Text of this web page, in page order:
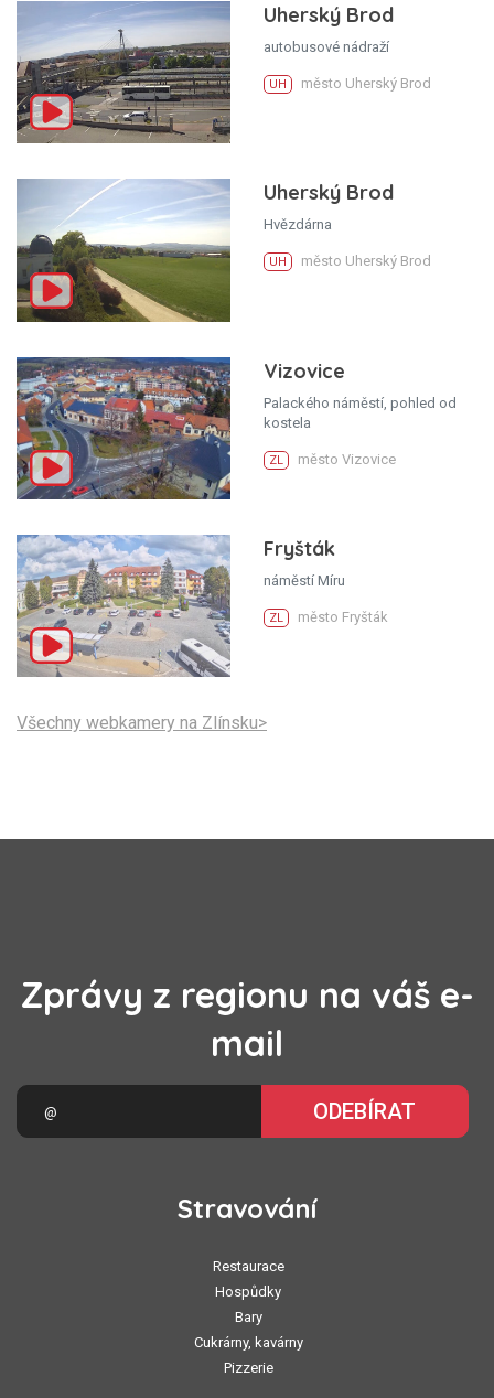
Uherský Brod
autobusové nádraží
UH město Uherský Brod
Uherský Brod
Hvězdárna
UH město Uherský Brod
Vizovice
Palackého náměstí, pohled od
kostela
ZL město Vizovice
Fryšták
náměstí Míru
ZL město Fryšták
Všechny webkamery na Zlínsku>
Zprávy z regionu na váš e-
mail
ODEBÍRAT
Stravování
Restaurace
Hospůdky
Bary
Cukrárny, kavárny
Pizzerie